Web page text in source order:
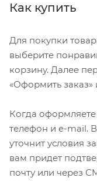
Как купить
Для покупки
выберите
корзину. Далее
«Оформить заказ»
Когда
телефон и e-mail.
уточнит условия
вам придет
почту или через